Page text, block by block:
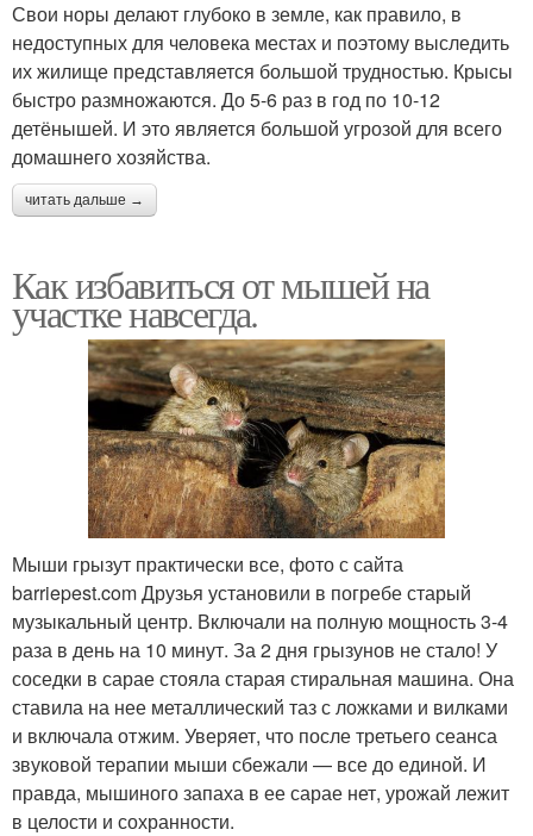
Свои норы делают глубоко в земле, как правило, в
недоступных для человека местах и поэтому выследить
их жилище представляется большой трудностью. Крысы
быстро размножаются. До 5-6 раз в год по 10-12
детёнышей. И это является большой угрозой для всего
домашнего хозяйства.
читать дальше →
Как избавиться от мышей на
участке навсегда.
Мыши грызут практически все, фото с сайта
barriepest.com Друзья установили в погребе старый
музыкальный центр. Включали на полную мощность 3-4
раза в день на 10 минут. За 2 дня грызунов не стало! У
соседки в сарае стояла старая стиральная машина. Она
ставила на нее металлический таз с ложками и вилками
и включала отжим. Уверяет, что после третьего сеанса
звуковой терапии мыши сбежали — все до единой. И
правда, мышиного запаха в ее сарае нет, урожай лежит
в целости и сохранности.